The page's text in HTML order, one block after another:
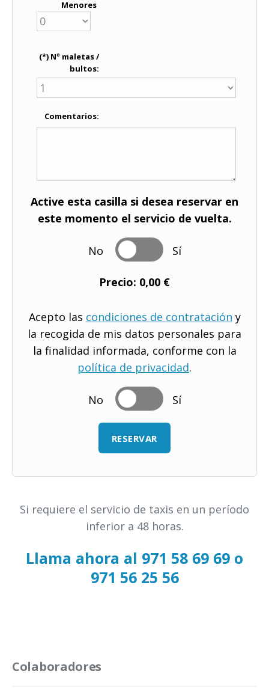
Menores
(*) Nº maletas /
bultos:
Comentarios:
Active esta casilla si desea reservar en
este momento el servicio de vuelta.
No Sí
Precio: 0,00 €
Acepto las condiciones de contratación y
la recogida de mis datos personales para
la finalidad informada, conforme con la
política de privacidad.
No Sí
Si requiere el servicio de taxis en un período
inferior a 48 horas.
Llama ahora al 971 58 69 69 o
971 56 25 56
Colaboradores